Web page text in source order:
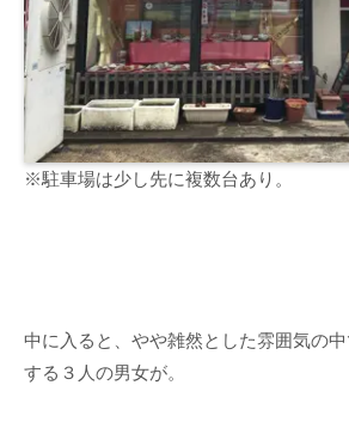
※駐車場は少し先に複数台あり。
中に入ると、やや雑然とした雰囲気の
する３人の男女が。